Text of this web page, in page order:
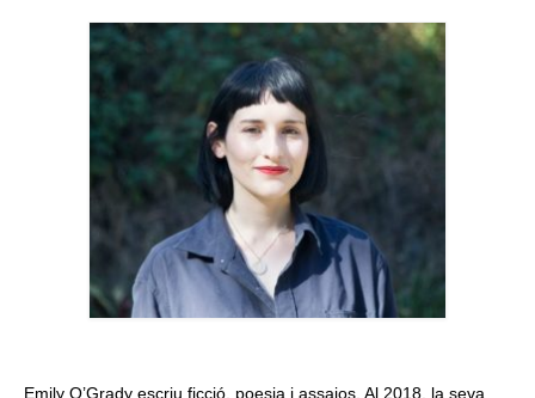
Queda’t amb nosaltres
Contacte
Emily O’Grady escriu ficció, poesia i assajos. Al 2018, la seva